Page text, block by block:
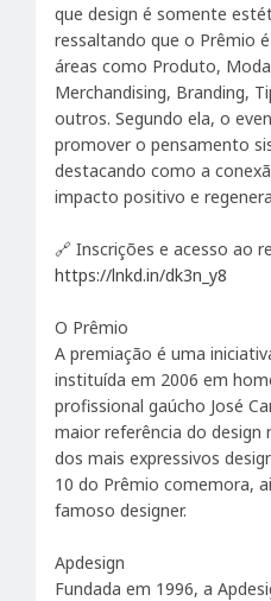
que design é somente
ressaltando que o Prêmio
áreas como Produto,
Merchandising, Branding,
outros. Segundo ela, o
promover o pensamento
destacando como a
impacto positivo e
🔗 Inscrições e acesso ao
https://lnkd.in/dk3n_y8
O Prêmio
A premiação é uma
instituída em 2006 em
profissional gaúcho José
maior referência do design
dos mais expressivos
10 do Prêmio comemora,
famoso designer.
Apdesign
Fundada em 1996, a